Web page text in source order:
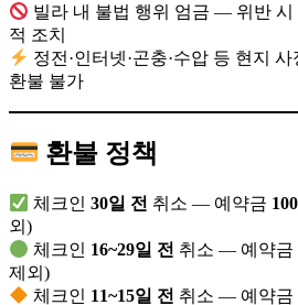
빌라 내 불법 행위 엄금 — 위반 시
적 조치
정전·인터넷·곤충·수압 등 현지
환불 불가
환불 정책
체크인30일 전 취소 — 예약금
외)
체크인 16~29일 전 취소 — 예약금
제외)
체크인 11~15일 전 취소 — 예약금